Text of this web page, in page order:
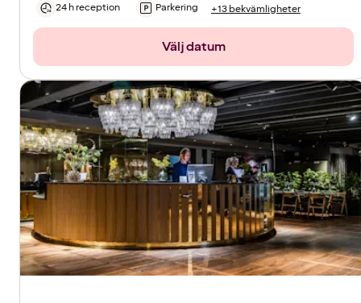
24 h reception Parkering +13 bekvämligheter
Välj datum